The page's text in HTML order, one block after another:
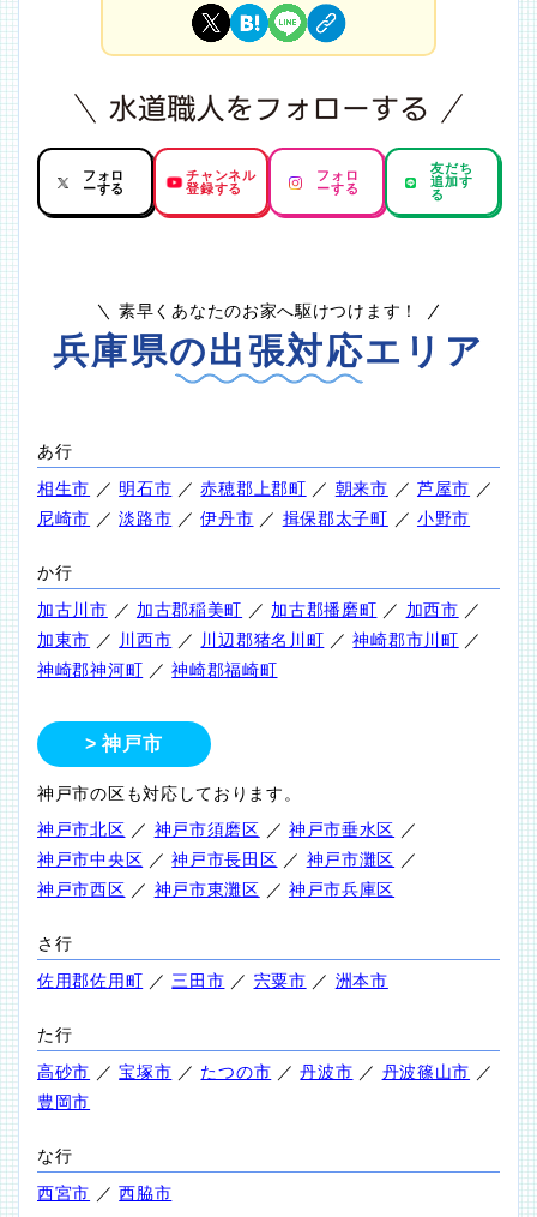
フォロ
ーする
チャンネル
登録する
フォロ
ーする
友だち
追加す
る
素早くあなたのお家へ駆けつけます！
兵庫県の出張対応エリア
あ行
相生市 ／ 明石市 ／赤穂郡上郡町 ／ 朝来市 ／ 芦屋市 ／
尼崎市 ／淡路市 ／伊丹市 ／ 揖保郡太子町 ／ 小野市
か行
加古川市 ／ 加古郡稲美町 ／ 加古郡播磨町 ／ 加西市 ／
加東市 ／ 川西市 ／ 川辺郡猪名川町 ／神崎郡市川町 ／
神崎郡神河町 ／神崎郡福崎町
神戸市
神戸市の区も対応しております。
神戸市北区 ／ 神戸市須磨区 ／ 神戸市垂水区 ／
神戸市中央区 ／神戸市長田区 ／ 神戸市灘区 ／
神戸市西区 ／ 神戸市東灘区 ／ 神戸市兵庫区
さ行
佐用郡佐用町 ／ 三田市 ／ 宍粟市 ／ 洲本市
た行
高砂市 ／宝塚市 ／ たつの市 ／丹波市 ／ 丹波篠山市 ／
豊岡市
な行
西宮市 ／西脇市